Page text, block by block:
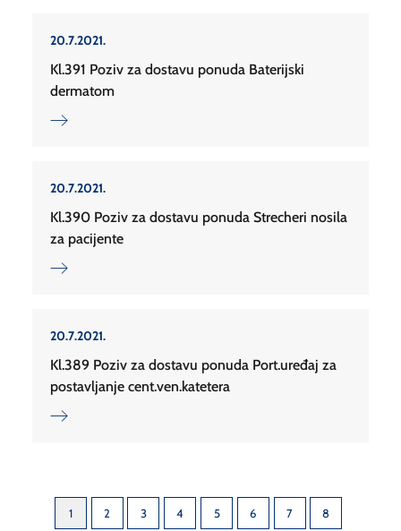
20.7.2021.
Kl.391 Poziv za dostavu ponuda Baterijski
dermatom
20.7.2021.
Kl.390 Poziv za dostavu ponuda Strecheri nosila
za pacijente
20.7.2021.
Kl.389 Poziv za dostavu ponuda Port.uređaj za
postavljanje cent.ven.katetera
1 2 3 4 5 6 7 8